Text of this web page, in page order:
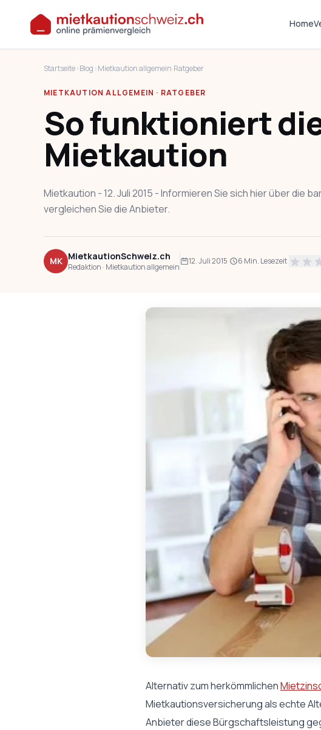
Home
Startseite›Blog ›Mietkaution allgemein·Ratgeber
MIETKAUTION ALLGEMEIN · RATGEBER
So funktioniert
Mietkaution
Mietkaution - 12. Juli 2015 - Informieren Sie sich hier über die
vergleichen Sie die Anbieter.
MK MietkautionSchweiz.ch
Redaktion · Mietkaution allgemein
12. Juli 2015· 6 Min. Lesezeit·
Alternativ zum herkömmlichen
Mietkautionsversicherung als echte
Anbieter diese Bürgschaftsleistung